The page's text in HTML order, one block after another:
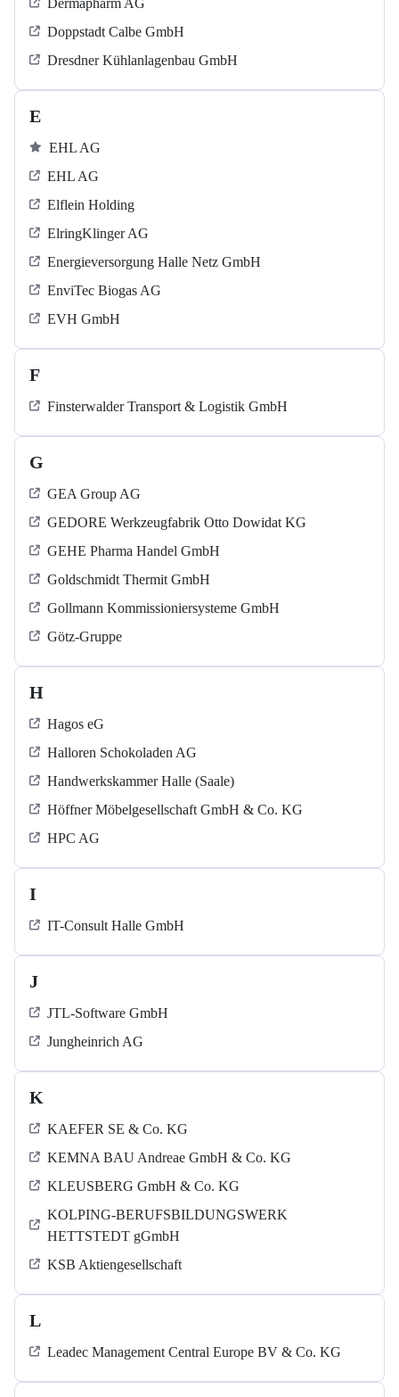
Dermapharm AG
Doppstadt Calbe GmbH
Dresdner Kühlanlagenbau GmbH
E
EHL AG
EHL AG
Elflein Holding
ElringKlinger AG
Energieversorgung Halle Netz GmbH
EnviTec Biogas AG
EVH GmbH
F
Finsterwalder Transport & Logistik GmbH
G
GEA Group AG
GEDORE Werkzeugfabrik Otto Dowidat KG
GEHE Pharma Handel GmbH
Goldschmidt Thermit GmbH
Gollmann Kommissioniersysteme GmbH
Götz-Gruppe
H
Hagos eG
Halloren Schokoladen AG
Handwerkskammer Halle (Saale)
Höffner Möbelgesellschaft GmbH & Co. KG
HPC AG
I
IT-Consult Halle GmbH
J
JTL-Software GmbH
Jungheinrich AG
K
KAEFER SE & Co. KG
KEMNA BAU Andreae GmbH & Co. KG
KLEUSBERG GmbH & Co. KG
KOLPING-BERUFSBILDUNGSWERK
HETTSTEDT gGmbH
KSB Aktiengesellschaft
L
Leadec Management Central Europe BV & Co. KG